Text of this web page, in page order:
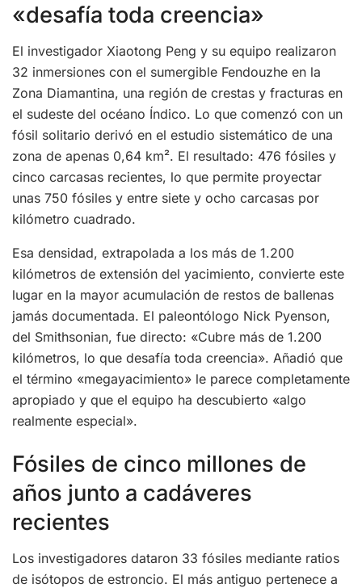
«desafía toda creencia»
El investigador Xiaotong Peng y su equipo realizaron
32 inmersiones con el sumergible Fendouzhe en la
Zona Diamantina, una región de crestas y fracturas en
el sudeste del océano Índico. Lo que comenzó con un
fósil solitario derivó en el estudio sistemático de una
zona de apenas 0,64 km². El resultado: 476 fósiles y
cinco carcasas recientes, lo que permite proyectar
unas 750 fósiles y entre siete y ocho carcasas por
kilómetro cuadrado.
Esa densidad, extrapolada a los más de 1.200
kilómetros de extensión del yacimiento, convierte este
lugar en la mayor acumulación de restos de ballenas
jamás documentada. El paleontólogo Nick Pyenson,
del Smithsonian, fue directo: «Cubre más de 1.200
kilómetros, lo que desafía toda creencia». Añadió que
el término «megayacimiento» le parece completamente
apropiado y que el equipo ha descubierto «algo
realmente especial».
Fósiles de cinco millones de
años junto a cadáveres
recientes
Los investigadores dataron 33 fósiles mediante ratios
de isótopos de estroncio. El más antiguo pertenece a